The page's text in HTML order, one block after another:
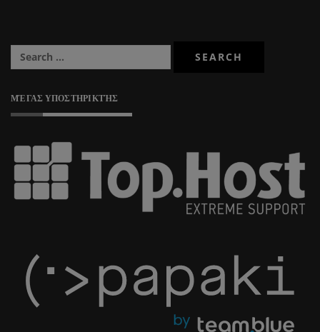
ΜΈΓΑΣ ΥΠΟΣΤΗΡΙΚΤΉΣ